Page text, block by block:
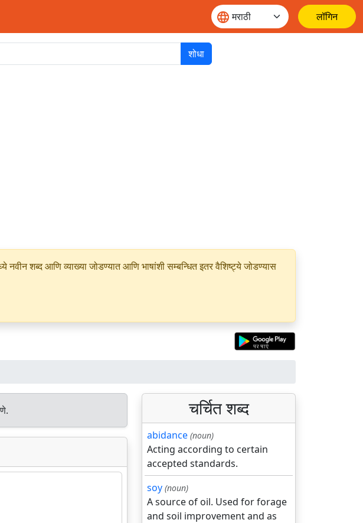
लॉगिन
शोधा
शब्द आणि व्याख्या जोडण्यात आणि भाषांशी सम्बन्धित इतर वैशिष्ट्ये जोडण्यास
चर्चित शब्द
abidance (noun)
Acting according to certain
accepted standards.
soy (noun)
A source of oil. Used for forage
and soil improvement and as